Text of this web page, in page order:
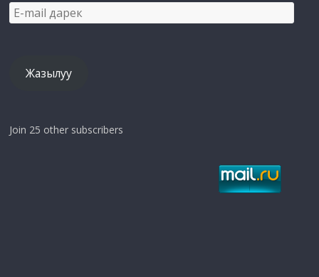
E-
mail
Жазылуу
Join 25 other subscribers